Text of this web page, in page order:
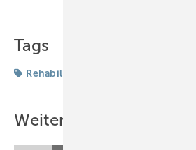
Tags
Rehabilitation
Weitere Inhalte